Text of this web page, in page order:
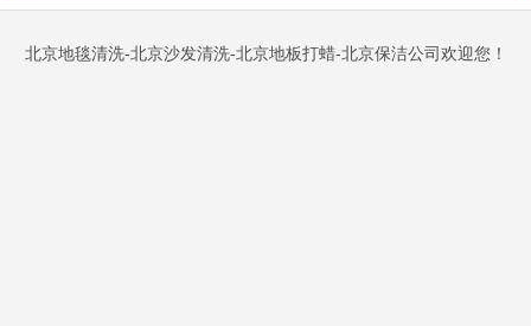
北京地毯清洗-北京沙发清洗-北京地板打蜡-北京保洁公司欢迎您！